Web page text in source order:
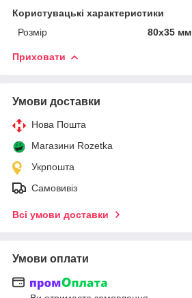
Користувацькі характеристики
Розмір
80х35 мм
Приховати
Умови доставки
Нова Пошта
Магазини Rozetka
Укрпошта
Самовивіз
Всі умови доставки
Умови оплати